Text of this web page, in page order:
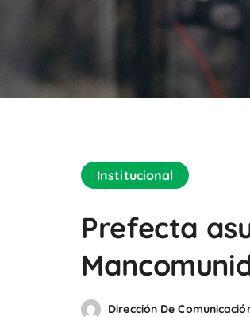
Institucional
Prefecta
Dirección De